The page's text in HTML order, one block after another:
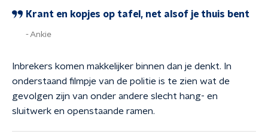
Krant en kopjes op tafel, net alsof je thuis bent
Ankie
Inbrekers komen makkelijker binnen dan je denkt. In
onderstaand filmpje van de politie is te zien wat de
gevolgen zijn van onder andere slecht hang- en
sluitwerk en openstaande ramen.